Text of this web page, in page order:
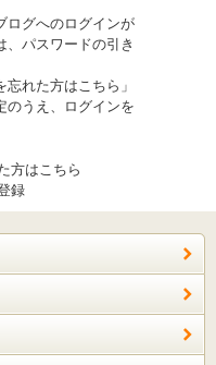
ログへのログインが
、パスワードの引き
れた方はこちら」
のうえ、ログインを
方はこちら
録